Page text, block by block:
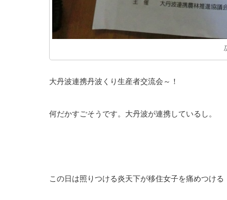
大丹波連携丹波くり生産者交流会～！
何だかすごそうです。大丹波が連携しているし。
この日は照りつける炎天下が移住女子を痛めつけ